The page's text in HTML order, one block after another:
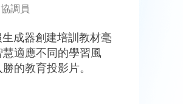
調員
成器創建培訓教材毫
適應不同的學習風
的教育投影片。